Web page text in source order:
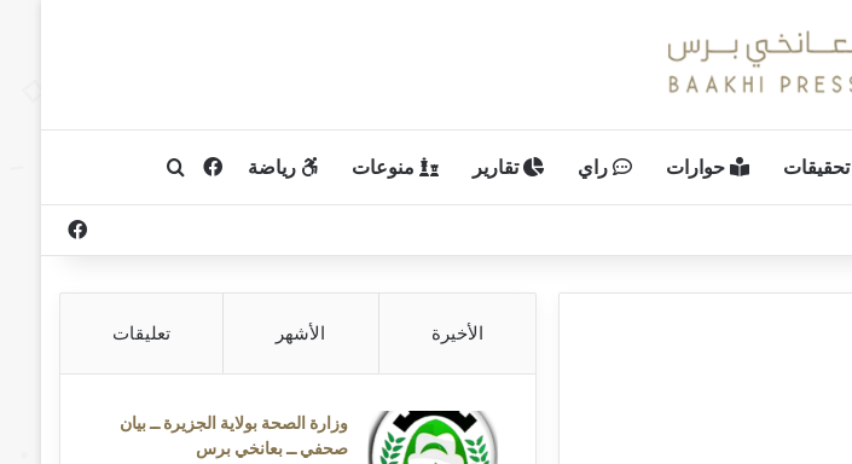
تحقيقات حوارات راي تقارير منوعات رياضة فيسبوكبحث عن
الأخيرة الأشهر تعليقات
وزارة الصحة بولاية الجزيرة ــ بيان
صحفي ــ بعانخي برس